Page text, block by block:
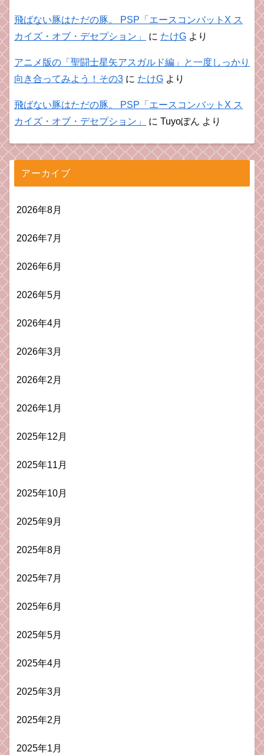
飛ばない豚はただの豚。 PSP「エースコンバットX ス
カイズ・オブ・デセプション」
に たけG より
アニメ版の「聖闘士星矢アスガルド編」と一度しっかり
向き合ってみよう！その3 に たけG より
飛ばない豚はただの豚。 PSP「エースコンバットX ス
カイズ・オブ・デセプション」
に Tuyoぽん より
アーカイブ
2026年8月
2026年7月
2026年6月
2026年5月
2026年4月
2026年3月
2026年2月
2026年1月
2025年12月
2025年11月
2025年10月
2025年9月
2025年8月
2025年7月
2025年6月
2025年5月
2025年4月
2025年3月
2025年2月
2025年1月